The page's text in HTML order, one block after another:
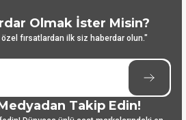
Olmak İster Misin?
fırsatlardan ilk siz haberdar olun."
Takip Edin!